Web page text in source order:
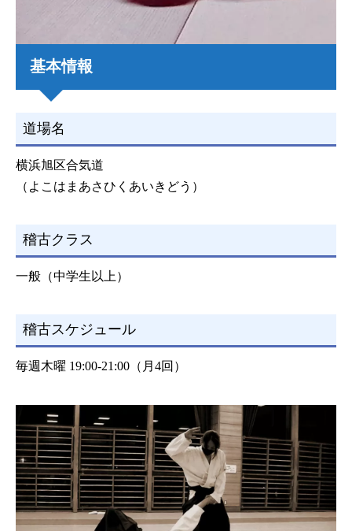
基本情報
道場名
横浜旭区合気道
（よこはまあさひくあいきどう）
稽古クラス
一般（中学生以上）
稽古スケジュール
毎週木曜 19:00-21:00（月4回）